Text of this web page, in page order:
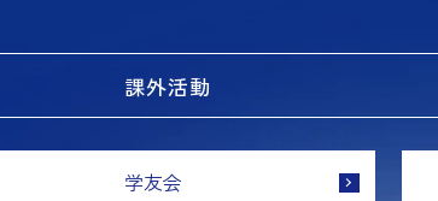
課外活動
学友会